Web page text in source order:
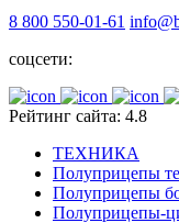
8 800 550-01-61
соцсети:
Рейтинг сайта: 4.8
ТЕХНИКА
Полуприцепы
Полуприцепы
Полуприцепы-